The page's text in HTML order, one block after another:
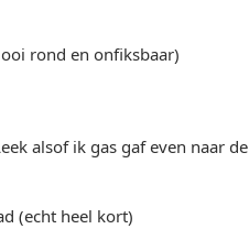
rond en onfiksbaar)
alsof ik gas gaf even naar de
(echt heel kort)